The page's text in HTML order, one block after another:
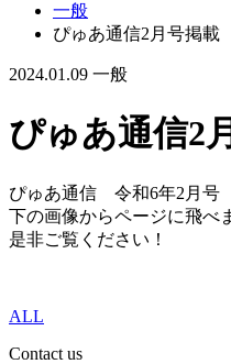
一般
ぴゅあ通信2月号掲載
2024.01.09 一般
ぴゅあ通信2
ぴゅあ通信 令和6年2月
下の画像からページに飛べ
是非ご覧ください！
ALL
Contact us